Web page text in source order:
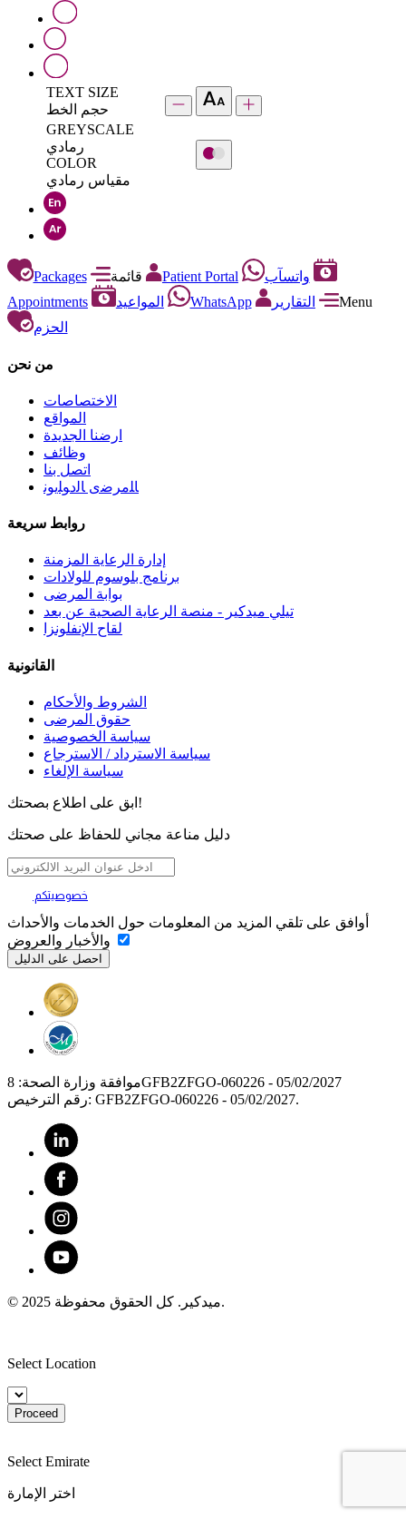
TEXT SIZE
حجم الخط
GREYSCALE
رمادي
COLOR
مقياس رمادي
Packages Patient Portal
واتسآب
Appointments
المواعيد WhatsApp التقارير
Menu
الحزم
من نحن
الاختصاصات
المواقع
ارضنا الجديدة
وظائف
اتصل بنا
ﺎﻠﻣﺮﺿﻯ ﺎﻟﺩﻮﻠﻳﻮﻧ
روابط سريعة
إدارة الرعاية المزمنة
برنامج بلوسوم للولادات
بوابة المرضى
تيلي ميدكير - منصة الرعاية الصحية عن بعد
لقاح الإنفلونزا
القانونية
الشروط والأحكام
حقوق المرضى
سياسة الخصوصية
سياسة الاسترداد / الاسترجاع
سياسة الإلغاء
ابق على اطلاع بصحتك!
دليل مناعة مجاني للحفاظ على صحتك
خصوصيتكم
أوافق على تلقي المزيد من المعلومات حول الخدمات والأحداث
موافقة وزارة الصحة: 8GFB2ZFGO-060226 - 05/02/2027
رقم الترخيص: GFB2ZFGO-060226 - 05/02/2027.
© 2025 ميدكير. كل الحقوق محفوظة.
Select Location
Proceed
Select Emirate
اختر الإمارة